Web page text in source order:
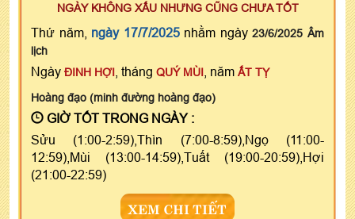
NGÀY KHÔNG XẤU NHƯNG CŨNG CHƯA TỐT
Thứ năm, ngày 17/7/2025nhằm ngày23/6/2025 Âm
lịch
Ngày ĐINH HỢI , tháng QUÝ MÙI , năm ẤT TỴ
Hoàng đạo (minh đường hoàng đạo)
GIỜ TỐT TRONG NGÀY :
Sửu (1:00-2:59),Thìn (7:00-8:59),Ngọ (11:00-
12:59),Mùi (13:00-14:59),Tuất (19:00-20:59),Hợi
(21:00-22:59)
XEM CHI TIẾT